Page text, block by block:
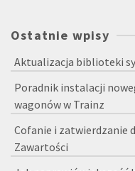
Ostatnie wpisy
Aktualizacja biblioteki
Poradnik instalacji
wagonów w Trainz
Cofanie i zatwierdzanie
Zawartości